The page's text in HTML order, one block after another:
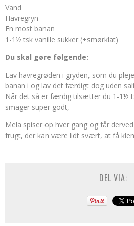
Vand
Havregryn
En most banan
1-1½ tsk vanille sukker (+smørklat)
Du skal gøre følgende:
Lav havregrøden i gryden, som du
banan i og lav det færdigt dog uden
Når det så er færdig tilsætter du 1-1½
smager super godt,
Mela spiser op hver gang og får
frugt, der kan være lidt svært, at få
DEL VIA: